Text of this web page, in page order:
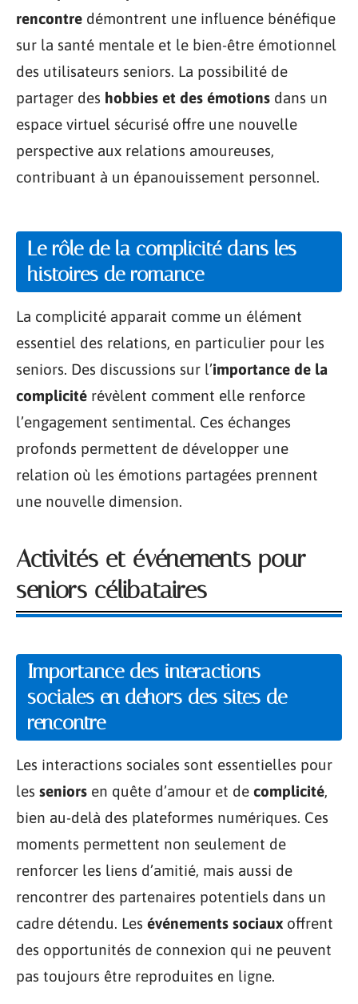
rencontre démontrent une influence bénéfique
sur la santé mentale et le bien-être émotionnel
des utilisateurs seniors. La possibilité de
partager des hobbies et des émotions dans un
espace virtuel sécurisé offre une nouvelle
perspective aux relations amoureuses,
contribuant à un épanouissement personnel.
Le rôle de la complicité dans les
histoires de romance
La complicité apparait comme un élément
essentiel des relations, en particulier pour les
seniors. Des discussions sur l’importance de la
complicité révèlent comment elle renforce
l’engagement sentimental. Ces échanges
profonds permettent de développer une
relation où les émotions partagées prennent
une nouvelle dimension.
Activités et événements pour
seniors célibataires
Importance des interactions
sociales en dehors des sites de
rencontre
Les interactions sociales sont essentielles pour
les seniors en quête d’amour et de complicité,
bien au-delà des plateformes numériques. Ces
moments permettent non seulement de
renforcer les liens d’amitié, mais aussi de
rencontrer des partenaires potentiels dans un
cadre détendu. Les événements sociaux offrent
des opportunités de connexion qui ne peuvent
pas toujours être reproduites en ligne.